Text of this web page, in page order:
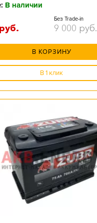
В наличии
руб.
Без Trade-in
9 000 руб.
В КОРЗИНУ
В 1 клик